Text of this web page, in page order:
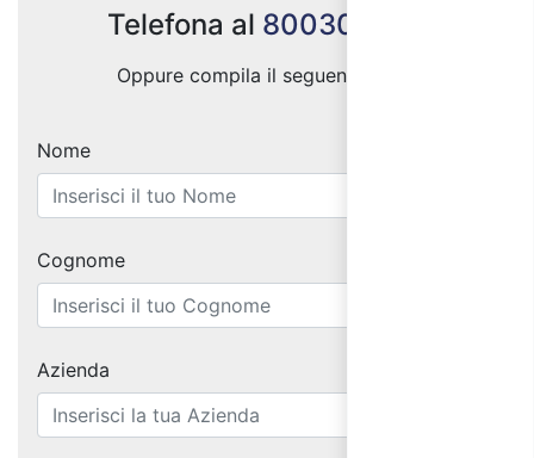
Telefona al 800300333
Oppure compila il seguente form:
Nome
Cognome
Azienda